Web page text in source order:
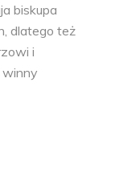
biskupa
dlatego też
i
winny